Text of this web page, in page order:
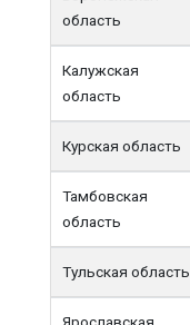
область
Калужская
область
Курская область
Тамбовская
область
Тульская область